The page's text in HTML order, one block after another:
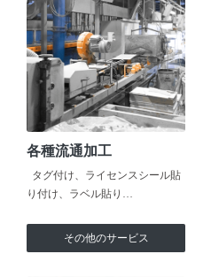
各種流通加工
タグ付け、ライセンスシール貼
り付け、ラベル貼り…
その他のサービス